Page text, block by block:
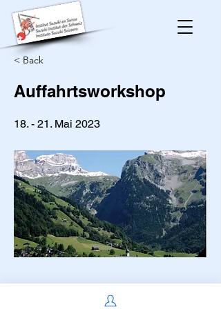
< Back
Auffahrtsworkshop
18. - 21. Mai 2023